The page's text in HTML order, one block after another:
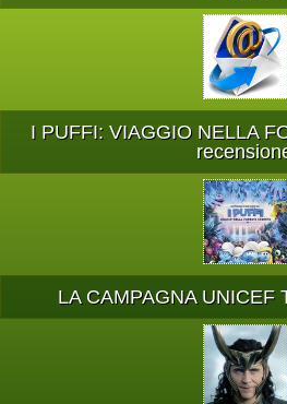
I PUFFI: VIAGGIO NELLA
LA CAMPAGNA UNICEF